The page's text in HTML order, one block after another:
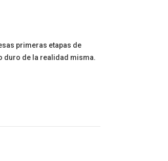
primeras etapas de
duro de la realidad misma.